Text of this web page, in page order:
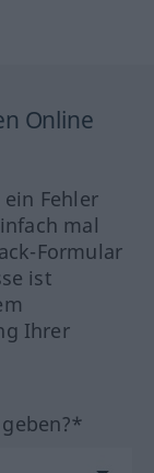
Online
Fehler
mal
Formular
ist
Ihrer